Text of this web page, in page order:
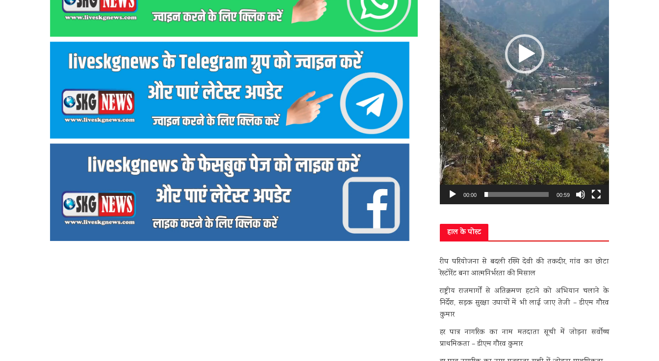
00:00 00:59
हाल के पोस्ट
रीप परियोजना से बदली रश्मि देवी की तकदीर, गांव का छोटा
रेस्टोरेंट बना आत्मनिर्भरता की मिसाल
राष्ट्रीय राजमार्गों से अतिक्रमण हटाने को अभियान चलाने के
निर्देश, सड़क सुरक्षा उपायों में भी लाई जाए तेजी – डीएम गौरव
कुमार
हर पात्र नागरिक का नाम मतदाता सूची में जोड़ना सर्वोच्च
प्राथमिकता – डीएम गौरव कुमार